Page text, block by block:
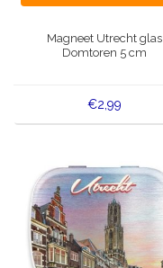
Magneet Utrecht glas
Domtoren 5 cm
€2,99